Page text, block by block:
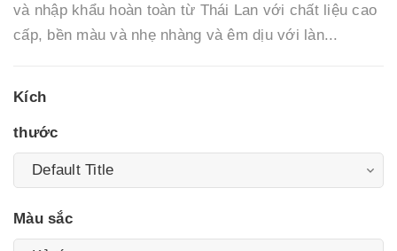
và nhập khẩu hoàn toàn từ Thái Lan với chất liệu cao
cấp, bền màu và nhẹ nhàng và êm dịu với làn...
Kích
thước
Màu sắc